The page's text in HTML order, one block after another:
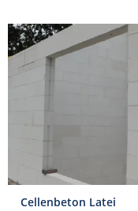
Cellenbeton Latei